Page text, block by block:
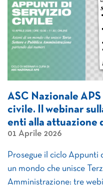
ASC Nazionale
civile. Il webinar
enti alla attuazione
01 Aprile 2026
Prosegue il ciclo Appunti
un mondo che unisce
Amministrazione: tre